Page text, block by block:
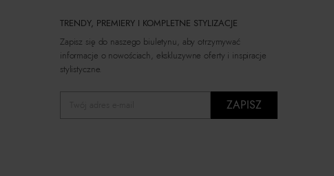
TRENDY, PREMIERY I KOMPLETNE STYLIZACJE
Zapisz się do naszego biuletynu, aby otrzymywać
informacje o nowościach, ekskluzywne oferty i inspiracje
stylistyczne.
ZAPISZ